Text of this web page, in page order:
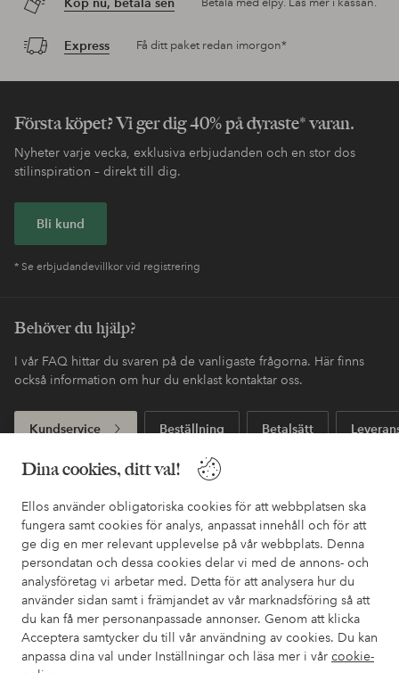
Dina cookies, ditt val!
Ellos använder obligatoriska cookies för att webbplatsen ska
fungera samt cookies för analys, anpassat innehåll och för att
ge dig en mer relevant upplevelse på vår webbplats. Denna
persondatan och dessa cookies delar vi med de annons- och
analysföretag vi arbetar med. Detta för att analysera hur du
använder sidan samt i främjandet av vår marknadsföring så att
du kan få mer personanpassade annonser. Genom att klicka
Acceptera samtycker du till vår användning av cookies. Du kan
anpassa dina val under Inställningar och läsa mer i vår cookie-
Express Få ditt paket redan imorgon*
Första köpet? Vi ger dig 40% på dyraste* varan.
Nyheter varje vecka, exklusiva erbjudanden och en stor dos
stilinspiration – direkt till dig.
Bli kund
* Se erbjudandevillkor vid registrering
Behöver du hjälp?
I vår FAQ hittar du svaren på de vanligaste frågorna. Här finns
också information om hur du enklast kontaktar oss.
Kundservice Beställning Betalsätt
Mina sidor
Om Ellos
Våra tjänster
Villkor